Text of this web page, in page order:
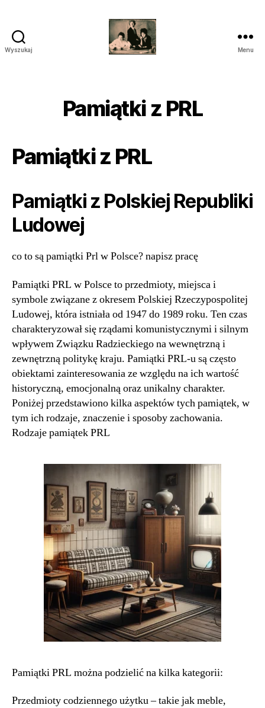
Wyszukaj
śródmieście
piaseczno
Menu
Pamiątki z PRL
Pamiątki z PRL
Pamiątki z Polskiej Republiki
Ludowej
co to są pamiątki Prl w Polsce? napisz pracę
Pamiątki PRL w Polsce to przedmioty, miejsca i
symbole związane z okresem Polskiej Rzeczypospolitej
Ludowej, która istniała od 1947 do 1989 roku. Ten czas
charakteryzował się rządami komunistycznymi i silnym
wpływem Związku Radzieckiego na wewnętrzną i
zewnętrzną politykę kraju. Pamiątki PRL-u są często
obiektami zainteresowania ze względu na ich wartość
historyczną, emocjonalną oraz unikalny charakter.
Poniżej przedstawiono kilka aspektów tych pamiątek, w
tym ich rodzaje, znaczenie i sposoby zachowania.
Rodzaje pamiątek PRL
Pamiątki PRL można podzielić na kilka kategorii:
Przedmioty codziennego użytku – takie jak meble,